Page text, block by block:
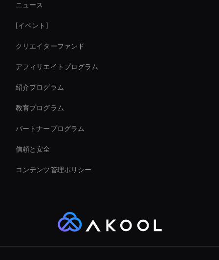
Ai Avatar For Customer Service
AI コーポレートビデオエディター
Financial Services Ai Avatar
ニュース
[イベント]
クリエイターファンド
アフィリエイトプログラム
紹介プログラム
教育プログラム
パートナープログラム
信頼と安全
コンテンツ管理ポリシー